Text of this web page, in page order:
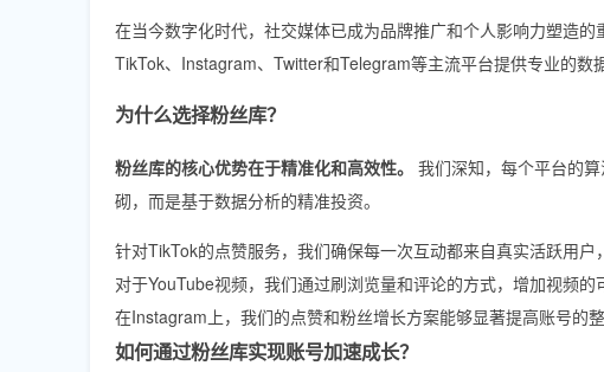
在当今数字化时代，社交媒体已成为品牌推广和个人影响力塑造
TikTok、Instagram、Twitter和Telegram等主流平台提供专业的数
为什么选择粉丝库？
粉丝库的核心优势在于精准化和高效性。 我们深知，每个平台的
砌，而是基于数据分析的精准投资。
针对TikTok的点赞服务，我们确保每一次互动都来自真实活跃用户
对于YouTube视频，我们通过刷浏览量和评论的方式，增加视频的
在Instagram上，我们的点赞和粉丝增长方案能够显著提高账号的整
如何通过粉丝库实现账号加速成长？